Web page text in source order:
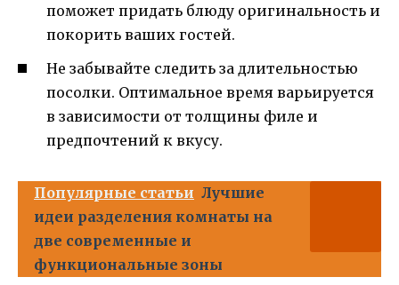
поможет придать блюду оригинальность и
покорить ваших гостей.
Не забывайте следить за длительностью
посолки. Оптимальное время варьируется
в зависимости от толщины филе и
предпочтений к вкусу.
Популярные статьи Лучшие
идеи разделения комнаты на
две современные и
функциональные зоны